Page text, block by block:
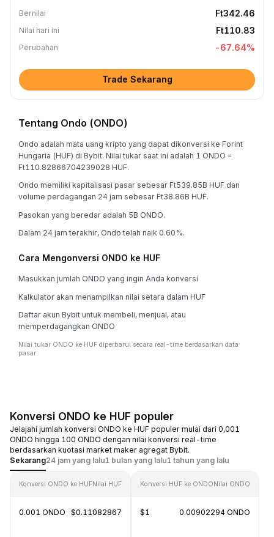
Bernilai Ft342.46
Nilai hari ini Ft110.83
Perubahan -67.64%
Trade Sekarang
Tentang Ondo (ONDO)
Ondo adalah mata uang kripto yang dapat dikonversi ke Forint
Hungaria (HUF) di Bybit. Nilai tukar saat ini adalah 1 ONDO =
Ft110.82866704239028 HUF.
Ondo memiliki kapitalisasi pasar sebesar Ft539.85B HUF dan
volume perdagangan 24 jam sebesar Ft38.86B HUF.
Pasokan yang beredar adalah 5B ONDO.
Dalam 24 jam terakhir, Ondo telah naik 0.60%.
Cara Mengonversi ONDO ke HUF
Masukkan jumlah ONDO yang ingin Anda konversi
Kalkulator akan menampilkan nilai setara dalam HUF
Daftar akun Bybit untuk membeli, menjual, atau
memperdagangkan ONDO
Nilai tukar ONDO ke HUF diperbarui secara real-time berdasarkan data
pasar.
Konversi ONDO ke HUF populer
Jelajahi jumlah konversi ONDO ke HUF populer mulai dari 0,001
ONDO hingga 100 ONDO dengan nilai konversi real-time
berdasarkan kuotasi market maker agregat Bybit.
Sekarang24 jam yang lalu1 bulan yang lalu1 tahun yang lalu
Konversi ONDO ke HUFNilai HUF
0.001 ONDO $0.11082867
Konversi HUF ke ONDONilai ONDO
$1 0.00902294 ONDO